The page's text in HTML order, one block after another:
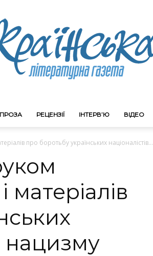
ПРОЗА РЕЦЕНЗІЇ ІНТЕРВ’Ю ВІДЕО
про боротьбу українських націоналістів...
матеріалів
нацизму